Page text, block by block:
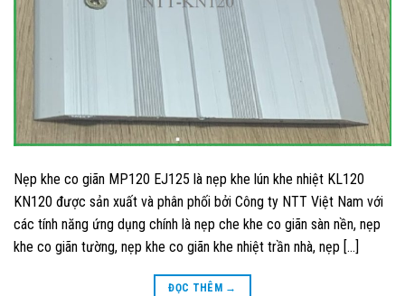
Nẹp khe co giãn MP120 EJ125 là nẹp khe lún khe nhiệt KL120
KN120 được sản xuất và phân phối bởi Công ty NTT Việt Nam với
các tính năng ứng dụng chính là nẹp che khe co giãn sàn nền, nẹp
khe co giãn tường, nẹp khe co giãn khe nhiệt trần nhà, nẹp […]
ĐỌC THÊM →